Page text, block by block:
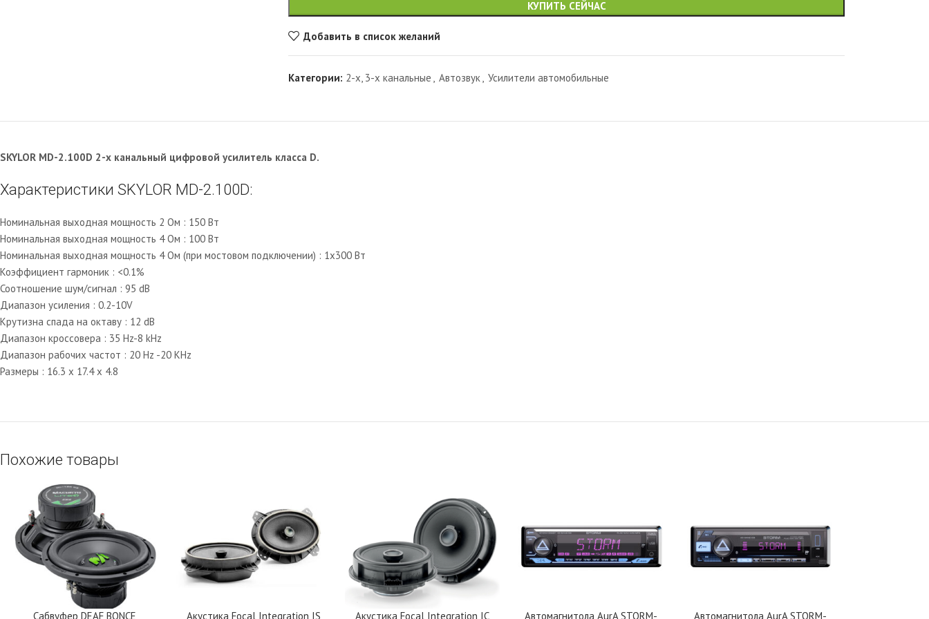
КУПИТЬ СЕЙЧАС
Добавить в список желаний
Категории: 2-х, 3-х канальные , Автозвук, Усилители автомобильные
SKYLOR MD-2.100D 2-х канальный цифровой усилитель класса D.
Характеристики SKYLOR MD-2.100D:
Номинальная выходная мощность 2 Ом : 150 Вт
Номинальная выходная мощность 4 Ом : 100 Вт
Номинальная выходная мощность 4 Ом (при мостовом подключении) : 1х300 Вт
Коэффициент гармоник : <0.1%
Соотношение шум/сигнал : 95 dB
Диапазон усиления : 0.2-10V
Крутизна спада на октаву : 12 dB
Диапазон кроссовера : 35 Hz-8 kHz
Диапазон рабочих частот : 20 Hz -20 KHz
Размеры : 16.3 x 17.4 x 4.8
Похожие товары
Сабвуфер DEAF BONCE Акустика Focal Integration IS Акустика Focal Integration IC Автомагнитола AurA STORM- Автомагнитола AurA STORM-